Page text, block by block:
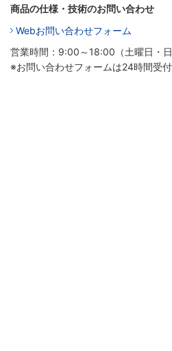
商品の仕様・技術のお問い合わせ
Webお問い合わせフォーム
営業時間：9:00～18:00（土曜日・日
※お問い合わせフォームは24時間受付